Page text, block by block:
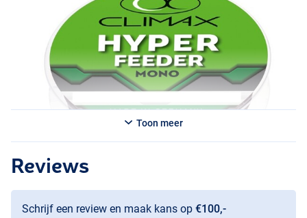
Toon meer
Reviews
Schrijf een review en maak kans op €100,-